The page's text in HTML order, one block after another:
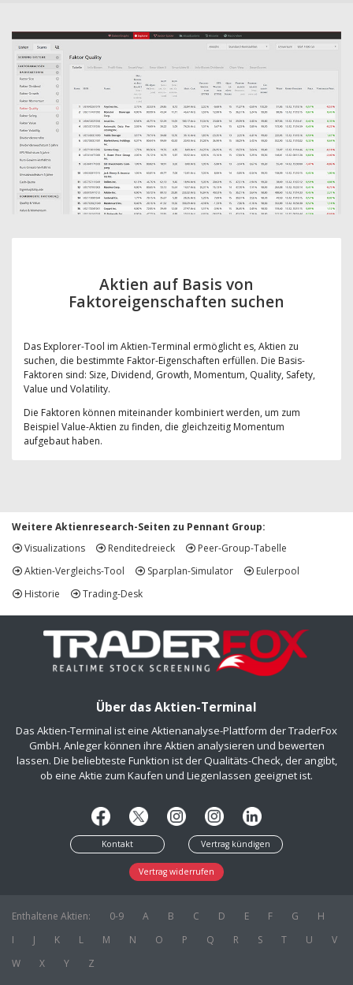
Aktien auf Basis von
Faktoreigenschaften suchen
Das Explorer-Tool im Aktien-Terminal ermöglicht es, Aktien zu
suchen, die bestimmte Faktor-Eigenschaften erfüllen. Die Basis-
Faktoren sind: Size, Dividend, Growth, Momentum, Quality, Safety,
Value und Volatility.
Die Faktoren können miteinander kombiniert werden, um zum
Beispiel Value-Aktien zu finden, die gleichzeitig Momentum
aufgebaut haben.
Weitere Aktienresearch-Seiten zu Pennant Group:
Visualizations
Renditedreieck
Peer-Group-Tabelle
Aktien-Vergleichs-Tool
Sparplan-Simulator
Eulerpool
Historie
Trading-Desk
Über das Aktien-Terminal
Das Aktien-Terminal ist eine Aktienanalyse-Plattform der TraderFox
GmbH. Anleger können ihre Aktien analysieren und bewerten
lassen. Die beliebteste Funktion ist der Qualitäts-Check, der angibt,
ob eine Aktie zum Kaufen und Liegenlassen geeignet ist.
Kontakt Vertrag kündigen
Vertrag widerrufen
Enthaltene Aktien: 0-9 A B C D E F G
H
I
J K L M N O P Q R S T U
V
W
X Y Z